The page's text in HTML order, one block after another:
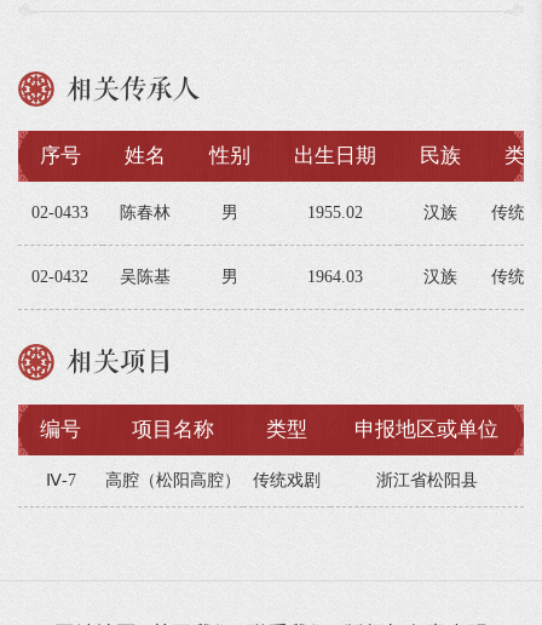
相关传承人
序号 姓名 性别 出生日期 民族 类
02-0433 陈春林 男 1955.02 汉族 传统
02-0432 吴陈基 男 1964.03 汉族 传统
相关项目
编号 项目名称 类型 申报地区或单位
Ⅳ-7 高腔（松阳高腔） 传统戏剧 浙江省松阳县